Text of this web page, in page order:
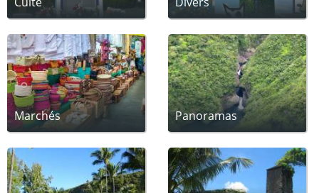
Marchés Panoramas